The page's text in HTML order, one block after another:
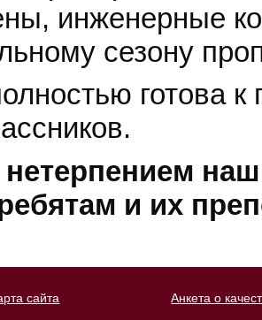
инженерные
сезону
готова
и их
сайта
Анкета о